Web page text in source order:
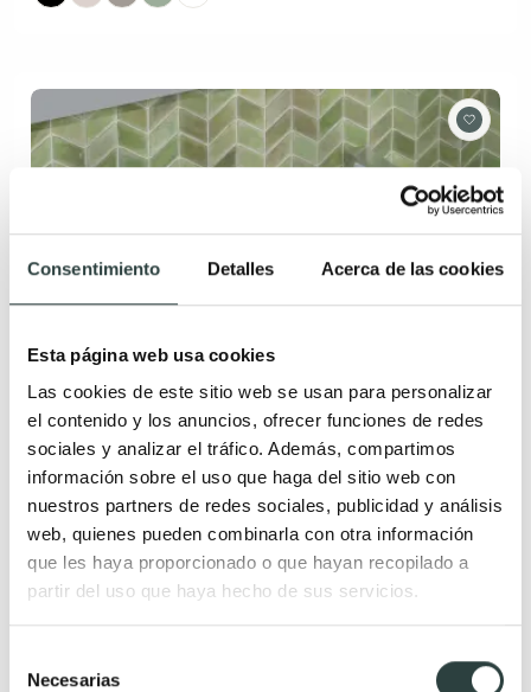
Consentimiento Detalles Acerca de las cookies
Esta página web usa cookies
Las cookies de este sitio web se usan para personalizar
el contenido y los anuncios, ofrecer funciones de redes
sociales y analizar el tráfico. Además, compartimos
información sobre el uso que haga del sitio web con
nuestros partners de redes sociales, publicidad y análisis
web, quienes pueden combinarla con otra información
que les haya proporcionado o que hayan recopilado a
partir del uso que haya hecho de sus servicios.
Necesarias
Lavabo encastrado Art and Bath Etna